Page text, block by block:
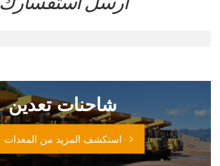
شاحنات تعدين
استكشف المزيد من المعدات